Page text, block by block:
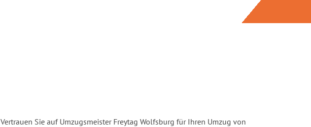
Vertrauen Sie auf Umzugsmeister Freytag Wolfsburg für Ihren Umzug von